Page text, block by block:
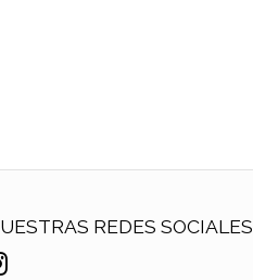
REDES SOCIALES